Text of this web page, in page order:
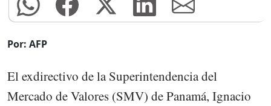
Por: AFP
El exdirectivo de la Superintendencia del
Mercado de Valores (SMV) de Panamá, Ignacio